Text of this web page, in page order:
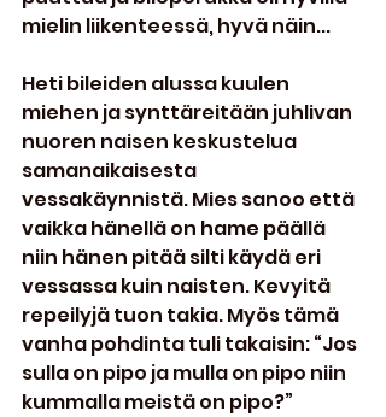
mielin liikenteessä, hyvä näin...
Heti bileiden alussa kuulen
miehen ja synttäreitään juhlivan
nuoren naisen keskustelua
samanaikaisesta
vessakäynnistä. Mies sanoo että
vaikka hänellä on hame päällä
niin hänen pitää silti käydä eri
vessassa kuin naisten. Kevyitä
repeilyjä tuon takia. Myös tämä
vanha pohdinta tuli takaisin: “Jos
sulla on pipo ja mulla on pipo niin
kummalla meistä on pipo?”